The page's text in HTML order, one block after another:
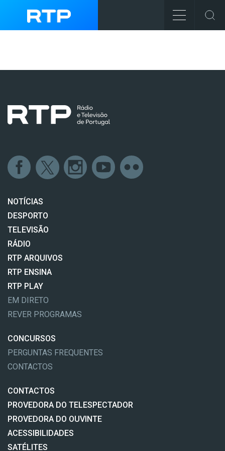
NOTÍCIAS
DESPORTO
TELEVISÃO
RÁDIO
RTP ARQUIVOS
RTP ENSINA
RTP PLAY
EM DIRETO
REVER PROGRAMAS
CONCURSOS
PERGUNTAS FREQUENTES
CONTACTOS
CONTACTOS
PROVEDORA DO TELESPECTADOR
PROVEDORA DO OUVINTE
ACESSIBILIDADES
SATÉLITES